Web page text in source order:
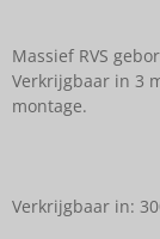
Massief RVS
Verkrijgbaar in 3
montage.
Verkrijgbaar in: